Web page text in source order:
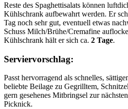
Reste des Spaghettisalats können
Kühlschrank aufbewahrt werden. Er
Tag noch sehr gut, eventuell etwas
Schuss Milch/Brühe/Cremafine
Kühlschrank hält er sich ca. 2 Tage.
Serviervorschlag:
Passt hervorragend als schnelles,
beliebte Beilage zu Gegrilltem,
gern gesehenes Mitbringsel zur
Picknick.